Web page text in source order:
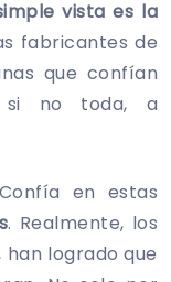
vista es la
fabricantes de
que confían
si no toda, a
en estas
. Realmente, los
logrado que